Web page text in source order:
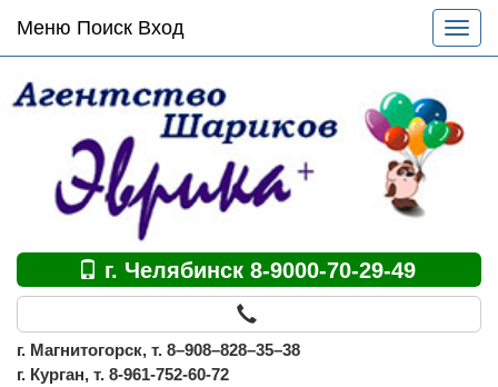
Основное
меню
по
Меню Поиск Вход
меню
г. Челябинск 8-9000-70-29-49
г. Магнитогорск, т. 8–908–828–35–38
г. Курган, т. 8-961-752-60-72